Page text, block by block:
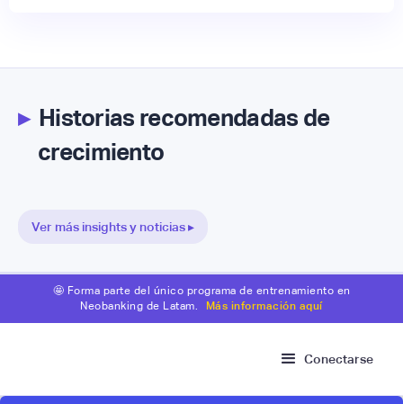
▸Historias recomendadas de
crecimiento
Ver más insights y noticias ▸
🤩 Forma parte del único programa de entrenamiento en
Neobanking de Latam.
Más información aquí
Conectarse